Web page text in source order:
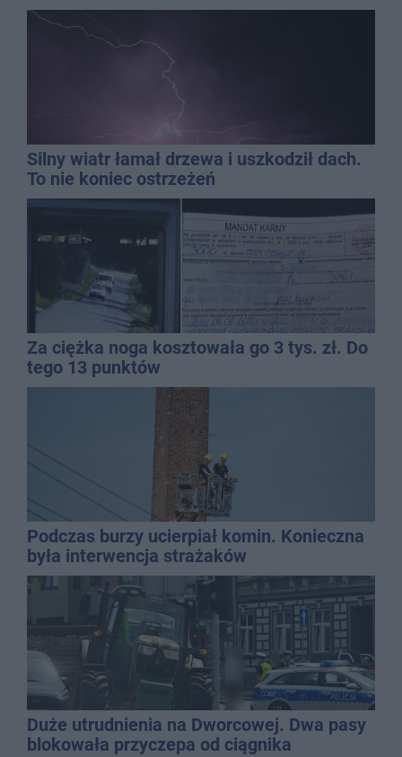
Silny wiatr łamał drzewa i uszkodził dach.
To nie koniec ostrzeżeń
Za ciężka noga kosztowała go 3 tys. zł. Do
tego 13 punktów
Podczas burzy ucierpiał komin. Konieczna
była interwencja strażaków
Duże utrudnienia na Dworcowej. Dwa pasy
blokowała przyczepa od ciągnika